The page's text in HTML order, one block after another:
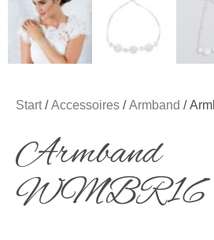
Start/Accessoires /Armband /
Armband
WMBR16